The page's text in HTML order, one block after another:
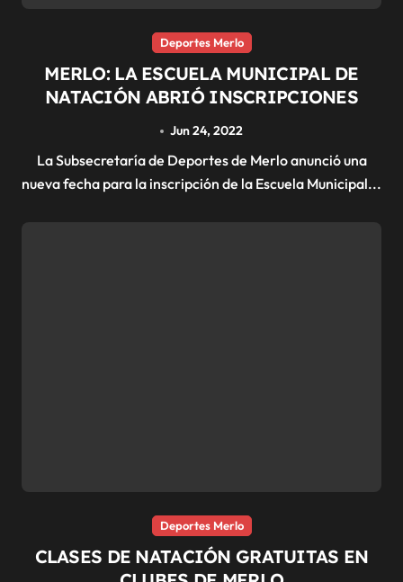
Deportes Merlo
MERLO: LA ESCUELA MUNICIPAL DE
NATACIÓN ABRIÓ INSCRIPCIONES
Jun 24, 2022
La Subsecretaría de Deportes de Merlo anunció una
nueva fecha para la inscripción de la Escuela Municipal...
Deportes Merlo
CLASES DE NATACIÓN GRATUITAS EN